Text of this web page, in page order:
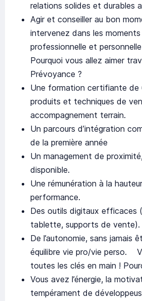
relations solides et durables
Agir et conseiller au bon
intervenez dans les
professionnelle et
Pourquoi vous allez aimer
Prévoyance ?
Une formation certifiante de
produits et techniques de
accompagnement terrain.
Un parcours d’intégration
de la première année
Un management de
disponible.
Une rémunération à la
performance.
Des outils digitaux efficaces
tablette, supports de vente).
De l’autonomie, sans jamais
équilibre vie pro/vie perso.
toutes les clés en main !
Vous avez l’énergie, la
tempérament de